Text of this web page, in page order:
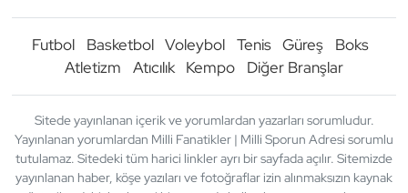
Futbol Basketbol Voleybol Tenis Güreş
Boks
Atletizm
Atıcılık Kempo Diğer Branşlar
Sitede yayınlanan içerik ve yorumlardan yazarları sorumludur.
Yayınlanan yorumlardan Milli Fanatikler | Milli Sporun Adresi sorumlu
tutulamaz. Sitedeki tüm harici linkler ayrı bir sayfada açılır. Sitemizde
yayınlanan haber, köşe yazıları ve fotoğraflar izin alınmaksızın kaynak